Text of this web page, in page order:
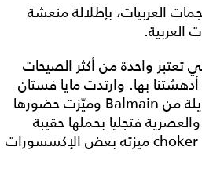
العربيات، بإطلالة منعشة
العربية.
تعتبر واحدة من أكثر الصيحات
بها. وارتدت مايا فستان
أبيض بسيط اختارته من مجموعة Alaïa نسقته مع جزمة طويلة من Balmain وميّزت حضورها
فتجليا بحملها حقيبة
Chanel الشفافة أشبه بمجمع الوقود ووضعها عقداً لاصقاً choker ميزته بعض الإكسسورات